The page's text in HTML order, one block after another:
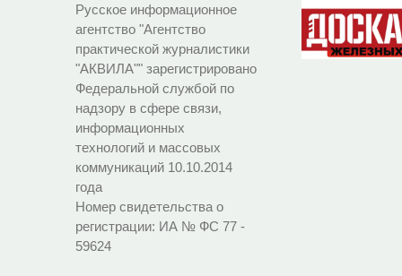
Русское информационное
агентство "Агентство
практической журналистики
"АКВИЛА"" зарегистрировано
Федеральной службой по
надзору в сфере связи,
информационных
технологий и массовых
коммуникаций 10.10.2014
года
Номер свидетельства о
регистрации: ИА № ФС 77 -
59624